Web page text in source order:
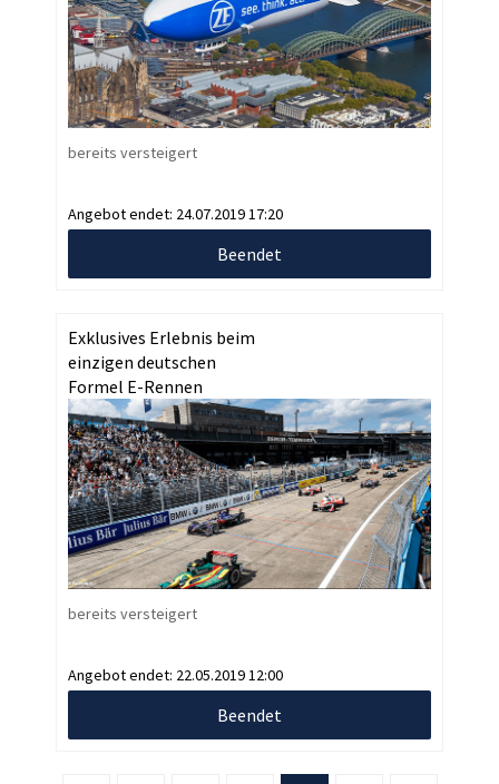
bereits versteigert
Angebot endet: 24.07.2019 17:20
Beendet
Exklusives Erlebnis beim
einzigen deutschen
Formel E-Rennen
bereits versteigert
Angebot endet: 22.05.2019 12:00
Beendet